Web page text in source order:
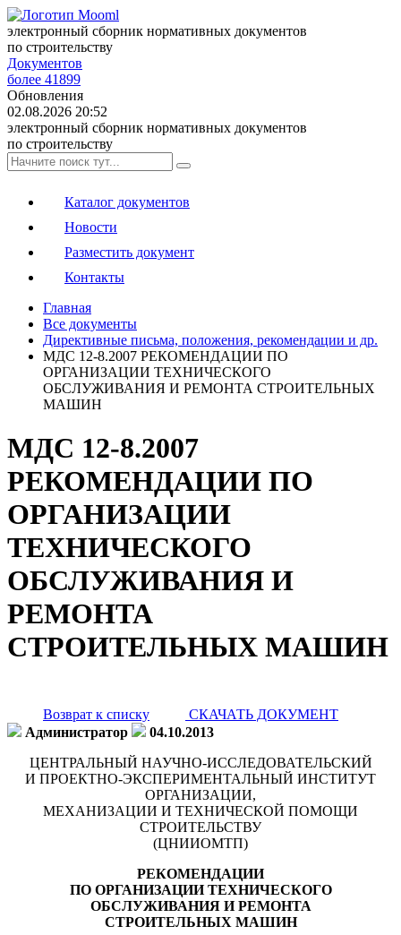
электронный сборник нормативных документов
по строительству
Документов
более 41899
Обновления
02.08.2026 20:52
электронный сборник нормативных документов
по строительству
Каталог документов
Новости
Разместить документ
Контакты
Главная
Все документы
Директивные письма, положения, рекомендации и др.
МДС 12-8.2007 РЕКОМЕНДАЦИИ ПО
ОРГАНИЗАЦИИ ТЕХНИЧЕСКОГО
ОБСЛУЖИВАНИЯ И РЕМОНТА СТРОИТЕЛЬНЫХ
МАШИН
МДС 12-8.2007
РЕКОМЕНДАЦИИ ПО
ОРГАНИЗАЦИИ
ТЕХНИЧЕСКОГО
ОБСЛУЖИВАНИЯ И
РЕМОНТА
СТРОИТЕЛЬНЫХ МАШИН
Возврат к списку
СКАЧАТЬ ДОКУМЕНТ
Администратор
04.10.2013
ЦЕНТРАЛЬНЫЙ НАУЧНО-ИССЛЕДОВАТЕЛЬСКИЙ
И ПРОЕКТНО-ЭКСПЕРИМЕНТАЛЬНЫЙ ИНСТИТУТ
ОРГАНИЗАЦИИ,
МЕХАНИЗАЦИИ И ТЕХНИЧЕСКОЙ ПОМОЩИ
СТРОИТЕЛЬСТВУ
(ЦНИИОМТП)
РЕКОМЕНДАЦИИ
ПО ОРГАНИЗАЦИИ ТЕХНИЧЕСКОГО
ОБСЛУЖИВАНИЯ И РЕМОНТА
СТРОИТЕЛЬНЫХ МАШИН